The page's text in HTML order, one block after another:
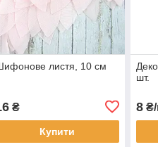
листя, 10 см
₴
Купити
шт.
8 ₴/